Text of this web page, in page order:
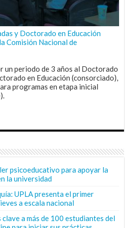
y Doctorado en Educación
Comisión Nacional de
un periodo de 3 años al Doctorado
en Educación (consorciado),
programas en etapa inicial
psicoeducativo para apoyar la
la universidad
UPLA presenta el primer
a escala nacional
a más de 100 estudiantes del